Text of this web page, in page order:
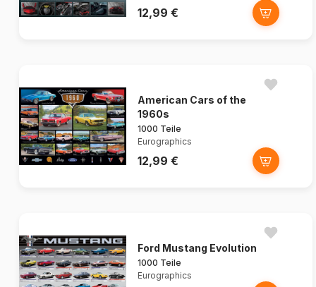
12,99 €
American Cars of the
1960s
1000 Teile
Eurographics
12,99 €
Ford Mustang Evolution
1000 Teile
Eurographics